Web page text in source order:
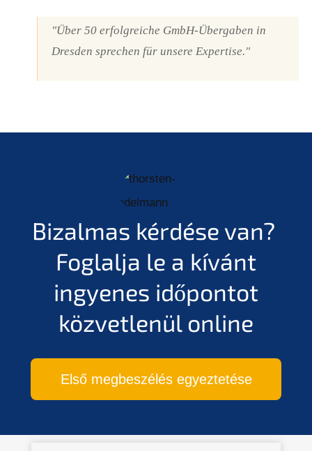
"Über 50 erfolgreiche GmbH-Übergaben in
Dresden sprechen für unsere Expertise."
Bizalmas kérdése van?
Foglalja le a kívánt
ingyenes időpontot
közvetlenül online
Első megbeszélés egyeztetése